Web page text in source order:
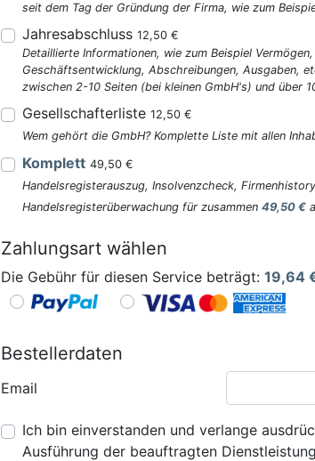
seit dem Tag der Gründung der Firma, wie zum
Jahresabschluss 12,50 €
Detaillierte Informationen, wie zum Beispiel
Geschäftsentwicklung, Abschreibungen, Ausgaben,
zwischen 2-10 Seiten (bei kleinen GmbH's) und über
Gesellschafterliste 12,50 €
Wem gehört die GmbH? Komplette Liste mit allen
Komplett 49,50 €
Handelsregisterauszug, Insolvenzcheck,
Handelsregisterüberwachung für zusammen 49,50 €
Zahlungsart wählen
Die Gebühr für diesen Service beträgt: 19,64
Bestellerdaten
Email
Ich bin einverstanden und verlange
Ausführung der beauftragten